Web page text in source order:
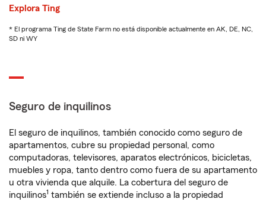
Explora Ting
* El programa Ting de State Farm no está disponible actualmente en AK, DE, NC,
SD ni WY
Seguro de inquilinos
El seguro de inquilinos, también conocido como seguro de
apartamentos, cubre su propiedad personal, como
computadoras, televisores, aparatos electrónicos, bicicletas,
muebles y ropa, tanto dentro como fuera de su apartamento
u otra vivienda que alquile. La cobertura del seguro de
inquilinos1 también se extiende incluso a la propiedad